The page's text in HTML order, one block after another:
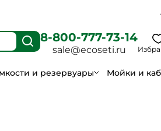
8-800-777-73-14
sale@ecoseti.ru
и резервуары Мойки и